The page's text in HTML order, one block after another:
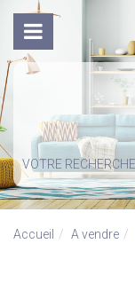
VOTRE RECHERCHE
Accueil A vendre